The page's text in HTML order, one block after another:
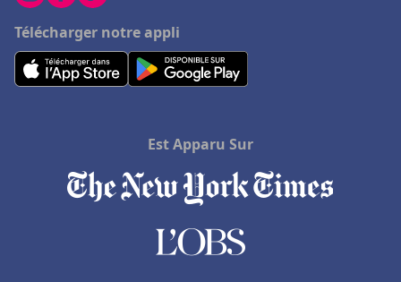
Télécharger notre appli
Est Apparu Sur